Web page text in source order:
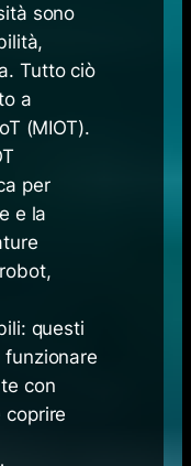
sono
Tutto ciò
a
(MIOT).
per
e la
questi
con
coprire